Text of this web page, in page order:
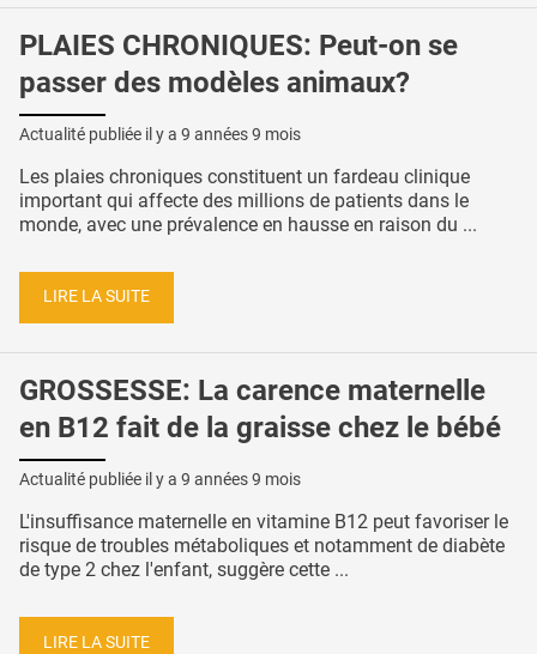
PLAIES CHRONIQUES: Peut-on se
passer des modèles animaux?
Actualité publiée il y a 9 années 9 mois
Les plaies chroniques constituent un fardeau clinique
important qui affecte des millions de patients dans le
monde, avec une prévalence en hausse en raison du ...
LIRE LA SUITE
GROSSESSE: La carence maternelle
en B12 fait de la graisse chez le bébé
Actualité publiée il y a 9 années 9 mois
L'insuffisance maternelle en vitamine B12 peut favoriser le
risque de troubles métaboliques et notamment de diabète
de type 2 chez l'enfant, suggère cette ...
LIRE LA SUITE